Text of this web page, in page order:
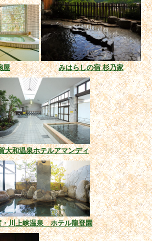
屋 みはらしの宿 杉乃家
大和温泉ホテルアマンディ
・川上峡温泉 ホテル龍登園